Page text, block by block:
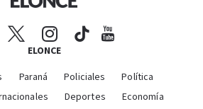
ELONCE
Paraná Policiales
Política
Deportes
Economía